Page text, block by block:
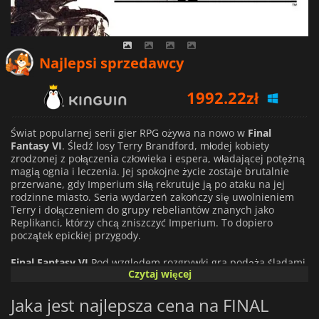
Najlepsi sprzedawcy
36.68zł
Świat popularnej serii gier RPG ożywa na nowo w Final
Fantasy VI. Śledź losy Terry Brandford, młodej kobiety
zrodzonej z połączenia człowieka i espera, władającej potężną
magią ognia i leczenia. Jej spokojne życie zostaje brutalnie
przerwane, gdy Imperium siłą rekrutuje ją po ataku na jej
rodzinne miasto. Seria wydarzeń zakończy się uwolnieniem
Terry i dołączeniem do grupy rebeliantów znanych jako
Replikanci, którzy chcą zniszczyć Imperium. To dopiero
początek epickiej przygody.
Final Fantasy VI Pod względem rozgrywki gra podąża śladami
swoich poprzedników. Zawiera rozległy świat, który można
odwiedzić różne lokacje i spotkać różne grupy potworów.
Walki opierają się na systemie ATB (active time battle). Każda
Czytaj więcej
Jaka jest najlepsza cena na FINAL